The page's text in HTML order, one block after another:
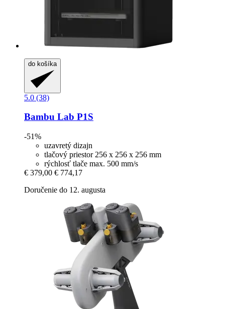
do košíka
5.0 (38)
Bambu Lab P1S
-51%
uzavretý dizajn
tlačový priestor 256 x 256 x 256 mm
rýchlosť tlače max. 500 mm/s
€ 379,00 € 774,17
Doručenie do 12. augusta